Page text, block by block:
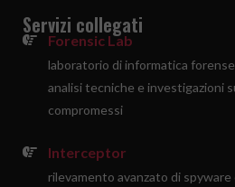
Servizi collegati
Forensic Lab
laboratorio di informatica
analisi tecniche e investigazioni
compromessi
Interceptor
rilevamento avanzato di